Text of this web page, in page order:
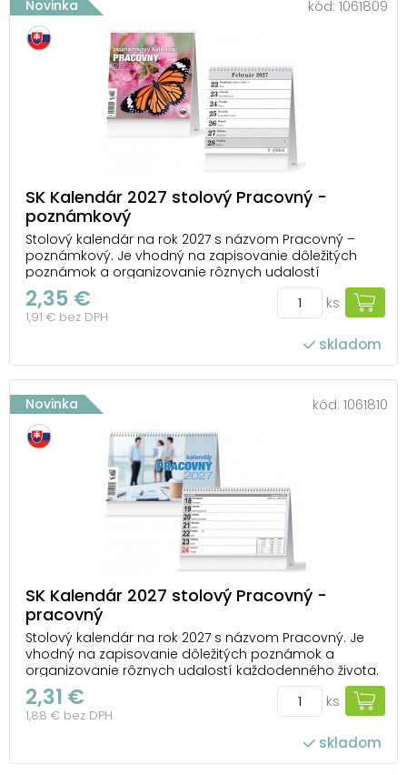
Novinka kód: 1061809
SK Kalendár 2027 stolový Pracovný -
poznámkový
Stolový kalendár na rok 2027 s názvom Pracovný –
poznámkový. Je vhodný na zapisovanie dôležitých
poznámok a organizovanie rôznych udalostí
každodenného života. Na spodnú časť kalendára je
možné umiestniť firemné logo a vlastný text. TYP
KALENDÁRA: stolový OBRÁZKY: nie sú V KALENDÁRI
2,35 €
1,91 € bez DPH
ks
skladom
Novinka kód: 1061810
SK Kalendár 2027 stolový Pracovný -
pracovný
Stolový kalendár na rok 2027 s názvom Pracovný. Je
vhodný na zapisovanie dôležitých poznámok a
organizovanie rôznych udalostí každodenného života.
Na spodnú časť kalendára je možné umiestniť firemné
logo a vlastný text. TYP KALENDÁRA: stolový OBRÁZKY: nie
sú V KALENDÁRI NÁJDETE: - štátne ...
2,31 €
1,88 € bez DPH
ks
skladom